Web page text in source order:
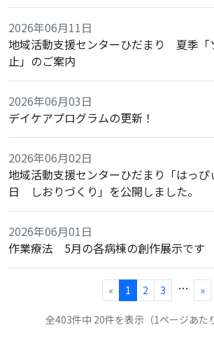
2026年06月11日
地域活動支援センターひだまり 夏季「
止」のご案内
2026年06月03日
デイケアプログラムの更新！
2026年06月02日
地域活動支援センターひだまり「はっ
日 しおりづくり」を公開しました。
2026年06月01日
作業療法 5月の各病棟の創作展示です
« 1 2 3 … »
全403件中 20件を表示（1ページあた